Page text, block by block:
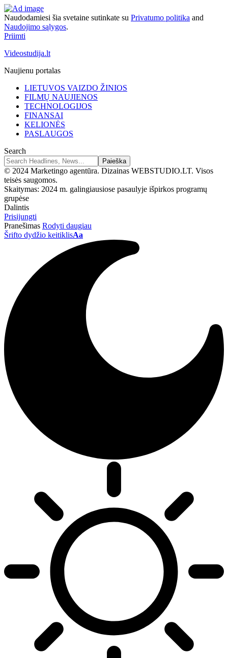
Naudodamiesi šia svetaine sutinkate su Privatumo politika and
Naudojimo sąlygos.
Priimti
Videostudija.lt
Naujienu portalas
LIETUVOS VAIZDO ŽINIOS
FILMŲ NAUJIENOS
TECHNOLOGIJOS
FINANSAI
KELIONĖS
PASLAUGOS
Search
© 2024 Marketingo agentūra. Dizainas WEBSTUDIO.LT. Visos
teisės saugomos.
Skaitymas: 2024 m. galingiausiose pasaulyje išpirkos programų
grupėse
Dalintis
Prisijungti
Pranešimas Rodyti daugiau
Šrifto dydžio keitiklisAa